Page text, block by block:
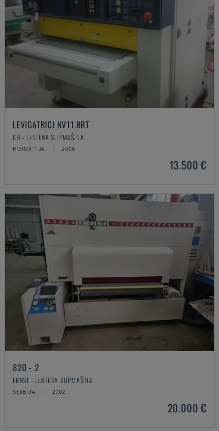
LEVIGATRICI NV11.RRT
CB - LENTEŅA SLĪPMAŠĪNA
HORVĀTIJA 2006
13.500 €
820 - 2
ERNST - LENTEŅA SLĪPMAŠĪNA
SERBIJA 2002
20.000 €